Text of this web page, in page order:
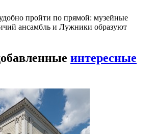
пройти по прямой: музейные
ансамбль и Лужники образуют
интересные